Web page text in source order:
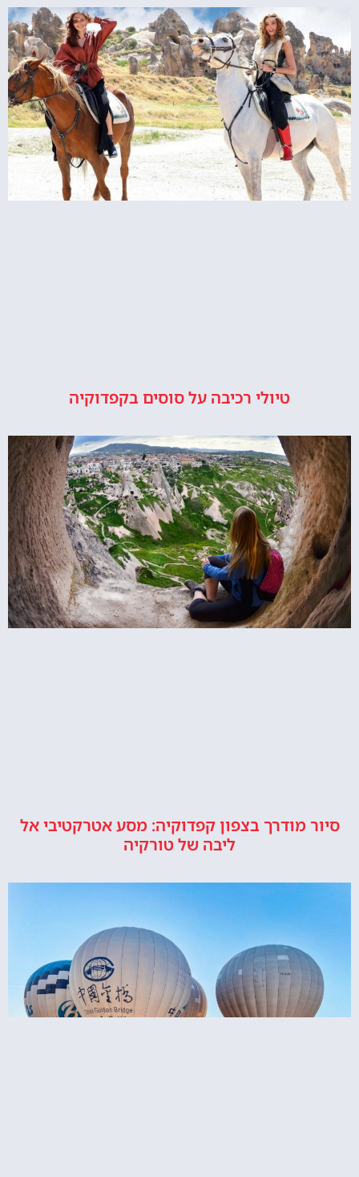
טיולי רכיבה על סוסים בקפדוקיה
סיור מודרך בצפון קפדוקיה: מסע אטרקטיבי אל
ליבה של טורקיה